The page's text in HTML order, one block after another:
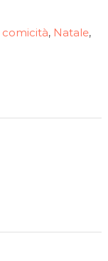
comicità, Natale,